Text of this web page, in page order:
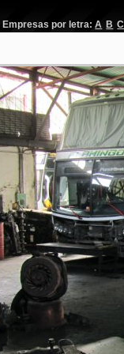
Empresas por letra: A B C